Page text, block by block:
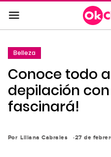
Saltar
al
contenido
a
la
navegación
principal
Belleza
Conoce todo
depilación
fascinará!
Por Liliana Cabrales 27 de